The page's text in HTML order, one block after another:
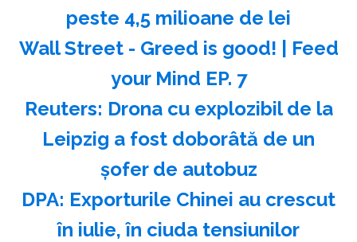
peste 4,5 milioane de lei
Wall Street - Greed is good! | Feed
your Mind EP. 7
Reuters: Drona cu explozibil de la
Leipzig a fost doborâtă de un
şofer de autobuz
DPA: Exporturile Chinei au crescut
în iulie, în ciuda tensiunilor